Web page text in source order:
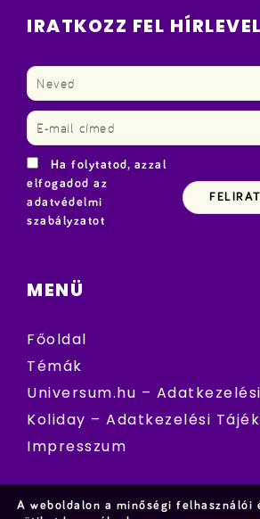
IRATKOZZ FEL
Ha folytatod, azzal
elfogadod az
adatvédelmi
szabályzatot
MENÜ
Főoldal
Témák
Universum.hu –
Koliday – Adatkezelési
Impresszum
A weboldalon a minőségi felhasználói